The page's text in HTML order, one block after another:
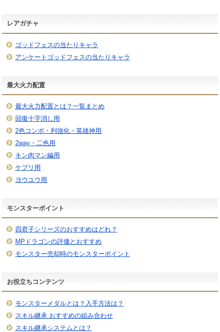
レアガチャ
ゴッドフェスの当たりキャラ
アンケートゴッドフェスの当たりキャラ
最大火力配置
最大火力配置とは？一覧まとめ
回復十字消し用
2色コンボ・列強化・英雄神用
2way・二色用
キン肉マン編用
ケプリ用
ヨウユウ用
モンスターポイント
四君子シリーズのおすすめはどれ？
MPドラゴンの評価とおすすめ
モンスター売却時のモンスターポイント
お役立ちコンテンツ
モンスターメダルとは？入手方法は？
スキル継承 おすすめの組み合わせ
スキル継承システムとは？